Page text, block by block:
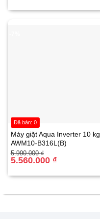
13.550.000 ₫.
Máy giặt Aqua Inverter 10 kg
AWM10-B316L(B)
5.990.000₫
Giá
gốc
5.560.000 ₫
Giá
hiện
5.560.000 ₫.
Đã bán: 0